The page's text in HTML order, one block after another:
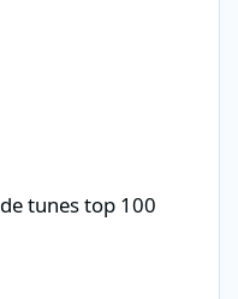
tunes top 100